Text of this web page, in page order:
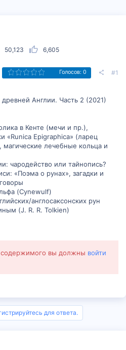
50,123 6,605
Голосов: 0 #1
Англии. Часть 2 (2021)
в Кенте (мечи и пр.),
«Runica Epigraphica» (ларец
магические лечебные кольца и
чародейство или тайнопись?
«Поэма о рунах», загадки и
(Cynewulf)
англосаксонских рун
(J. R. R. Tolkien)
содержимого вы должны войти
для ответа.